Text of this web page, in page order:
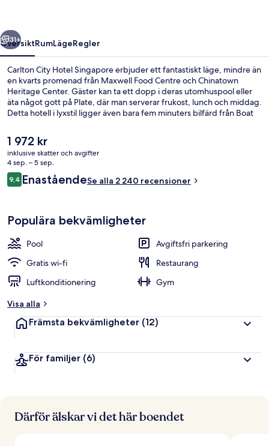
Nästa
31+
ÖversiktRumLägeRegler
Carlton City Hotel Singapore erbjuder ett fantastiskt läge, mindre än
en kvarts promenad från Maxwell Food Centre och Chinatown
Heritage Center. Gäster kan ta ett dopp i deras utomhuspool eller
äta något gott på Plate, där man serverar frukost, lunch och middag.
Detta hotell i lyxstil ligger även bara fem minuters bilfärd från Boat
den hjälpsamma personalen och läget. Boendet ligger bara en kort
promenad från kollektivtrafik. Till Tanjong Pagar Station tar det 4
minuter att gå och till Maxwell Station är det 8 minuter.
Det
nuvarande
priset
är
1 972 kr
1 972 kr
inklusive skatter och avgifter
4 sep. – 5 sep.
Recensioner
9,49,4 av 10,
EnaståendeSe alla 2 240 recensioner
Populära bekvämligheter
Pool
Avgiftsfri parkering
Gratis wi-fi
Restaurang
Luftkonditionering
Gym
Visa alla
Främsta bekvämligheter (12)
För familjer (6)
Därför älskar vi det här boendet